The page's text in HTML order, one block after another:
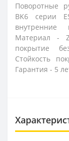
Поворотные
BK6 серии
Материал -
покрытие
Стойкость
Гарантия - 5